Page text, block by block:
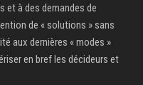
et à des demandes de
de « solutions » sans
aux dernières « modes »
en bref les décideurs et